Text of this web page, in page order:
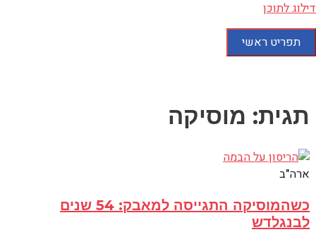
דילוג לתוכן
תפריט ראשי
תגית: מוסיקה
ארה"ב
כשהמוסיקה התגייסה למאבק: 54 שנים
לבנגלדש